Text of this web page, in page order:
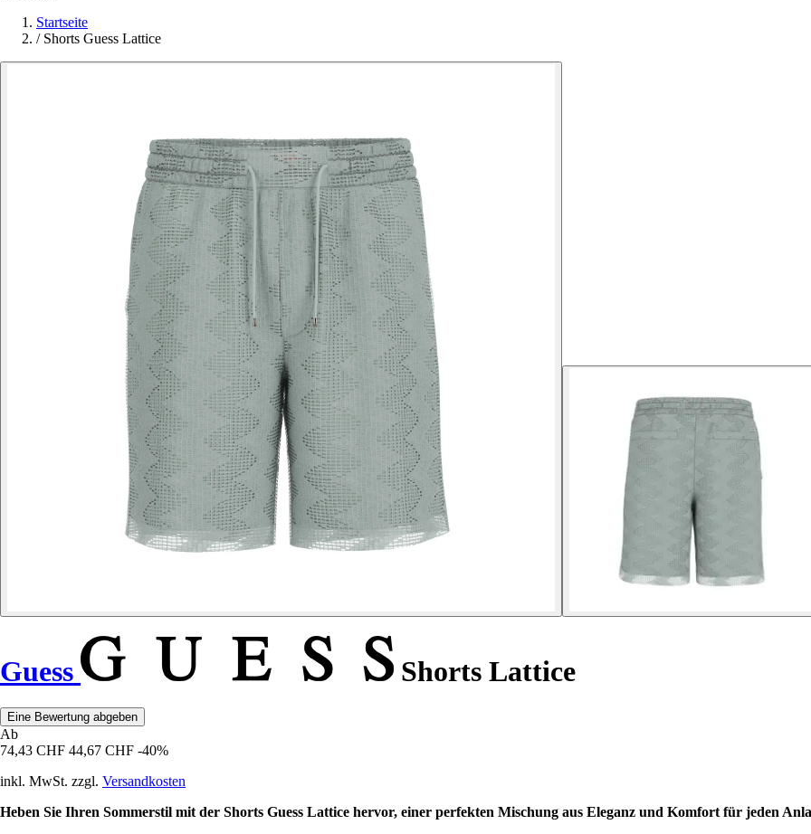
Startseite
/ Shorts Guess Lattice
Guess Shorts Lattice
Eine Bewertung abgeben
Ab
74,43 CHF 44,67 CHF -40%
inkl. MwSt. zzgl. Versandkosten
Heben Sie Ihren Sommerstil mit der Shorts Guess Lattice hervor, einer perfekten Mischung aus Eleganz und Komfort für jeden